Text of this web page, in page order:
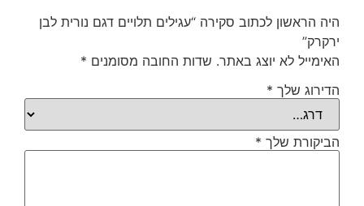
היה הראשון לכתוב סקירה “עגילים תלויים דגם נורית לבן
ירקרק”
האימייל לא יוצג באתר. שדות החובה מסומנים *
הדירוג שלך *
הביקורת שלך *